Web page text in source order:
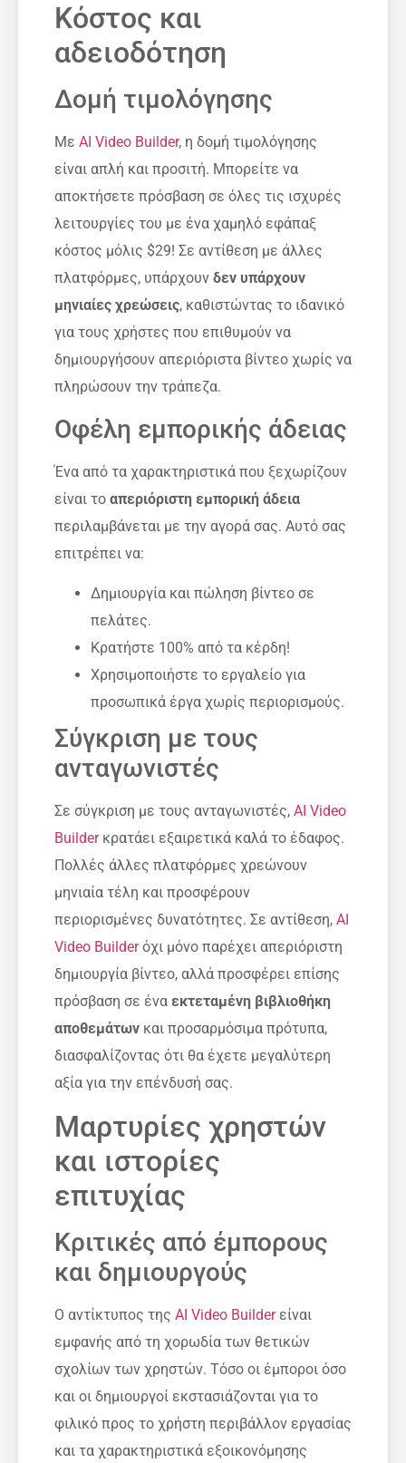
Κόστος και
αδειοδότηση
Δομή τιμολόγησης
Με AI Video Builder, η δομή τιμολόγησης
είναι απλή και προσιτή. Μπορείτε να
αποκτήσετε πρόσβαση σε όλες τις ισχυρές
λειτουργίες του με ένα χαμηλό εφάπαξ
κόστος μόλις $29! Σε αντίθεση με άλλες
πλατφόρμες, υπάρχουν δεν υπάρχουν
μηνιαίες χρεώσεις, καθιστώντας το ιδανικό
για τους χρήστες που επιθυμούν να
δημιουργήσουν απεριόριστα βίντεο χωρίς να
πληρώσουν την τράπεζα.
Οφέλη εμπορικής άδειας
Ένα από τα χαρακτηριστικά που ξεχωρίζουν
είναι το απεριόριστη εμπορική άδεια
περιλαμβάνεται με την αγορά σας. Αυτό σας
επιτρέπει να:
Δημιουργία και πώληση βίντεο σε
πελάτες.
Κρατήστε 100% από τα κέρδη!
Χρησιμοποιήστε το εργαλείο για
προσωπικά έργα χωρίς περιορισμούς.
Σύγκριση με τους
ανταγωνιστές
Σε σύγκριση με τους ανταγωνιστές, AI Video
Builderκρατάει εξαιρετικά καλά το έδαφος.
Πολλές άλλες πλατφόρμες χρεώνουν
μηνιαία τέλη και προσφέρουν
περιορισμένες δυνατότητες. Σε αντίθεση, AI
Video Builderόχι μόνο παρέχει απεριόριστη
δημιουργία βίντεο, αλλά προσφέρει επίσης
πρόσβαση σε ένα εκτεταμένη βιβλιοθήκη
αποθεμάτων και προσαρμόσιμα πρότυπα,
διασφαλίζοντας ότι θα έχετε μεγαλύτερη
αξία για την επένδυσή σας.
Μαρτυρίες χρηστών
και ιστορίες
επιτυχίας
Κριτικές από έμπορους
και δημιουργούς
Ο αντίκτυπος της AI Video Builderείναι
εμφανής από τη χορωδία των θετικών
σχολίων των χρηστών. Τόσο οι έμποροι όσο
και οι δημιουργοί εκστασιάζονται για το
φιλικό προς το χρήστη περιβάλλον εργασίας
και τα χαρακτηριστικά εξοικονόμησης